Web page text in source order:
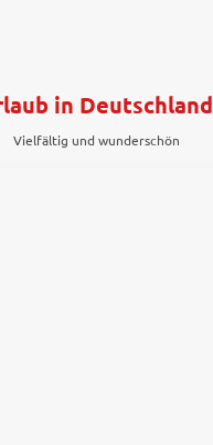
in Deutschland
Vielfältig und wunderschön